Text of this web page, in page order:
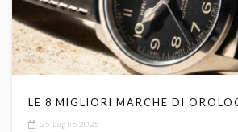
LE 8 MIGLIORI MARCHE DI
25 Luglio 2025